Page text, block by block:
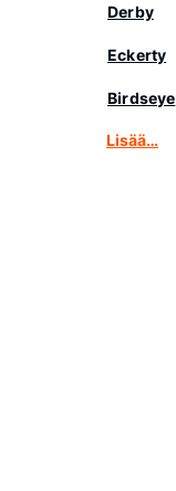
Derby
Eckerty
Birdseye
Lisää…